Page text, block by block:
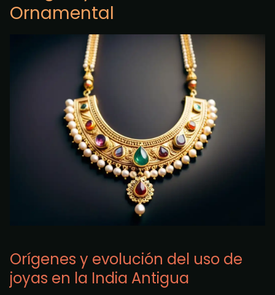
Ornamental
Orígenes y evolución del uso de
joyas en la India Antigua